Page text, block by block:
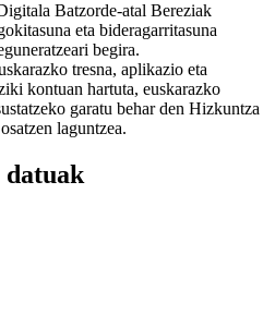
Batzorde-atal Bereziak
eta bideragarritasuna
begira.
tresna, aplikazio eta
kontuan hartuta, euskarazko
garatu behar den Hizkuntza
laguntzea.